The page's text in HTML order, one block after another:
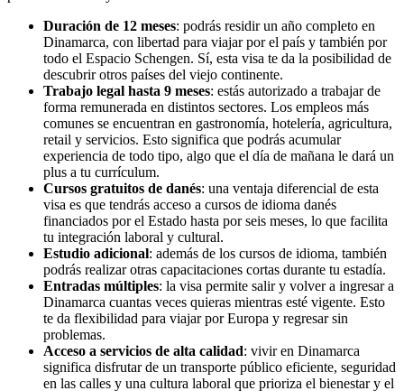
Duración de 12 meses: podrás residir un año completo en
Dinamarca, con libertad para viajar por el país y también por
todo el Espacio Schengen. Sí, esta visa te da la posibilidad de
descubrir otros países del viejo continente.
Trabajo legal hasta 9 meses: estás autorizado a trabajar de
forma remunerada en distintos sectores. Los empleos más
comunes se encuentran en gastronomía, hotelería, agricultura,
retail y servicios. Esto significa que podrás acumular
experiencia de todo tipo, algo que el día de mañana le dará un
plus a tu currículum.
Cursos gratuitos de danés: una ventaja diferencial de esta
visa es que tendrás acceso a cursos de idioma danés
financiados por el Estado hasta por seis meses, lo que facilita
tu integración laboral y cultural.
Estudio adicional: además de los cursos de idioma, también
podrás realizar otras capacitaciones cortas durante tu estadía.
Entradas múltiples: la visa permite salir y volver a ingresar a
Dinamarca cuantas veces quieras mientras esté vigente. Esto
te da flexibilidad para viajar por Europa y regresar sin
problemas.
Acceso a servicios de alta calidad: vivir en Dinamarca
significa disfrutar de un transporte público eficiente, seguridad
en las calles y una cultura laboral que prioriza el bienestar y el